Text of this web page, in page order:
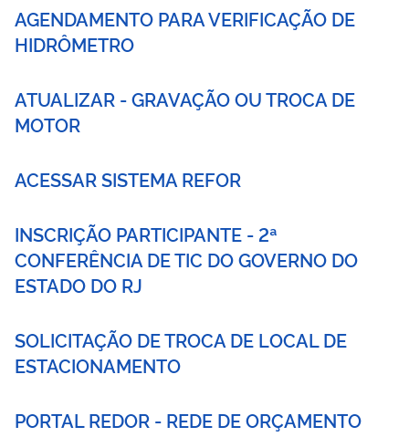
AGENDAMENTO PARA VERIFICAÇÃO DE
HIDRÔMETRO
ATUALIZAR - GRAVAÇÃO OU TROCA DE
MOTOR
ACESSAR SISTEMA REFOR
INSCRIÇÃO PARTICIPANTE - 2ª
CONFERÊNCIA DE TIC DO GOVERNO DO
ESTADO DO RJ
SOLICITAÇÃO DE TROCA DE LOCAL DE
ESTACIONAMENTO
PORTAL REDOR - REDE DE ORÇAMENTO